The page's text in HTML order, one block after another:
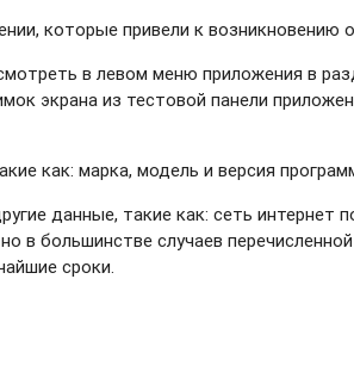
которые привели к возникновению
в левом меню приложения в
экрана из тестовой панели
как: марка, модель и версия
данные, такие как: сеть интернет
в большинстве случаев
сроки.